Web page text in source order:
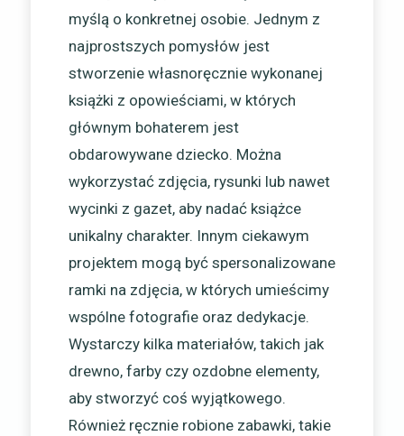
myślą o konkretnej osobie. Jednym z
najprostszych pomysłów jest
stworzenie własnoręcznie wykonanej
książki z opowieściami, w których
głównym bohaterem jest
obdarowywane dziecko. Można
wykorzystać zdjęcia, rysunki lub nawet
wycinki z gazet, aby nadać książce
unikalny charakter. Innym ciekawym
projektem mogą być spersonalizowane
ramki na zdjęcia, w których umieścimy
wspólne fotografie oraz dedykacje.
Wystarczy kilka materiałów, takich jak
drewno, farby czy ozdobne elementy,
aby stworzyć coś wyjątkowego.
Również ręcznie robione zabawki, takie